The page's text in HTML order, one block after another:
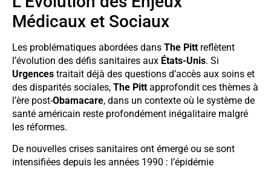
Médicaux et Sociaux
Les problématiques abordées dans The Pitt reflètent
l’évolution des défis sanitaires aux États-Unis. Si
Urgences traitait déjà des questions d’accès aux soins et
des disparités sociales, The Pitt approfondit ces thèmes à
l’ère post-Obamacare, dans un contexte où le système de
santé américain reste profondément inégalitaire malgré
les réformes.
De nouvelles crises sanitaires ont émergé ou se sont
intensifiées depuis les années 1990 : l’épidémie